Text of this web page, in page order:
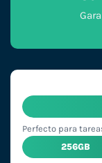
Perfecto para
256GB